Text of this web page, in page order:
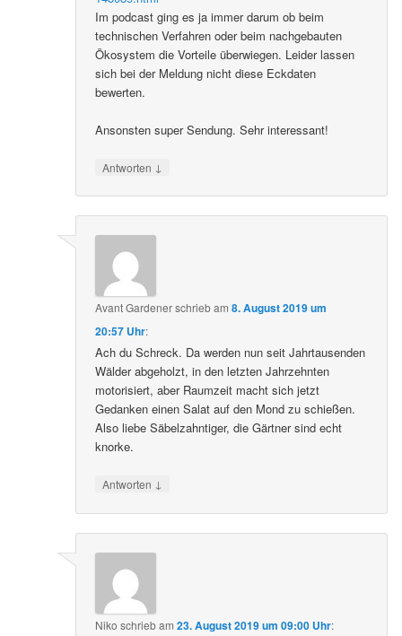
Im podcast ging es ja immer darum ob beim
technischen Verfahren oder beim nachgebauten
Ökosystem die Vorteile überwiegen. Leider lassen
sich bei der Meldung nicht diese Eckdaten
bewerten.
Ansonsten super Sendung. Sehr interessant!
Antworten ↓
Avant Gardenerschriebam8. August 2019 um
20:57 Uhr:
Ach du Schreck. Da werden nun seit Jahrtausenden
Wälder abgeholzt, in den letzten Jahrzehnten
motorisiert, aber Raumzeit macht sich jetzt
Gedanken einen Salat auf den Mond zu schießen.
Also liebe Säbelzahntiger, die Gärtner sind echt
knorke.
Antworten ↓
Niko schriebam23. August 2019 um 09:00 Uhr: